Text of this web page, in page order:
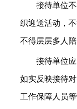
接待单位不
织迎送活动，
不得层层多人陪
接待单位应
如实反映接待
工作保障人员